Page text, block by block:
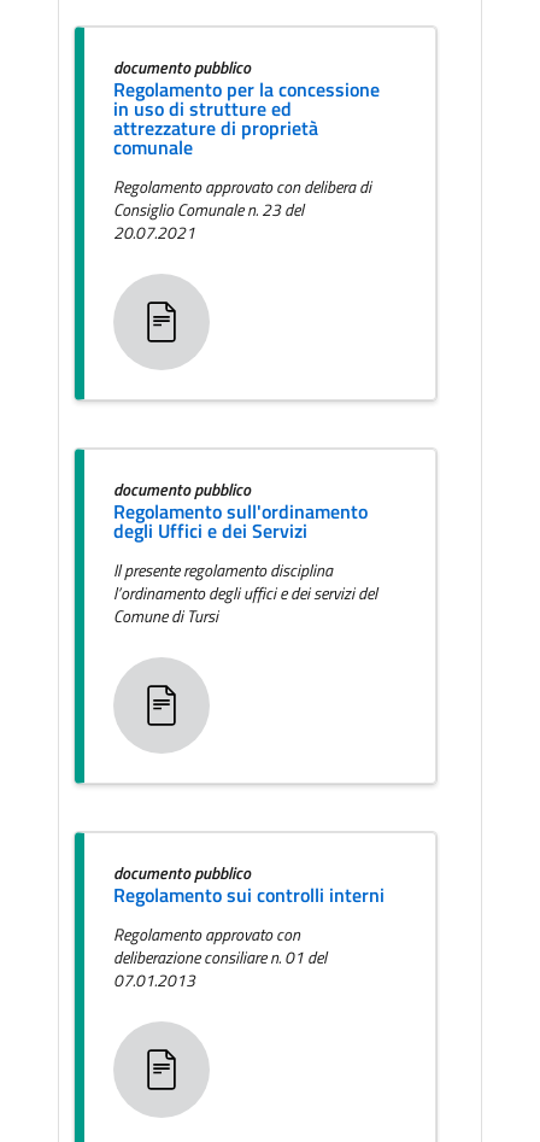
documento pubblico
Regolamento per la concessione
in uso di strutture ed
attrezzature di proprietà
comunale
Regolamento approvato con delibera di
Consiglio Comunale n. 23 del
20.07.2021
documento pubblico
Regolamento sull'ordinamento
degli Uffici e dei Servizi
Il presente regolamento disciplina
l’ordinamento degli uffici e dei servizi del
Comune di Tursi
documento pubblico
Regolamento sui controlli interni
Regolamento approvato con
deliberazione consiliare n. 01 del
07.01.2013